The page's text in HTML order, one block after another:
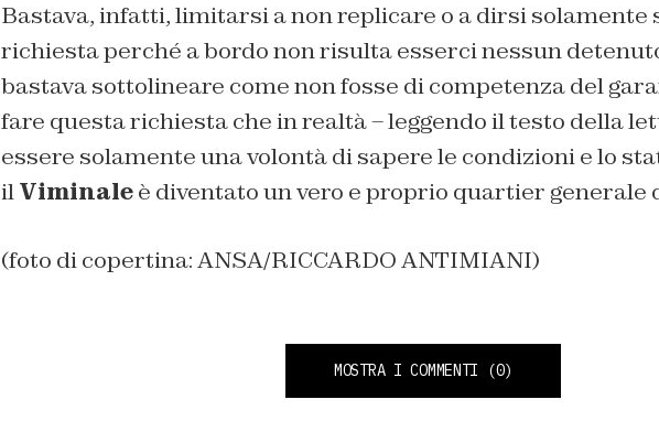
Bastava, infatti, limitarsi a non replicare o a dirsi solamente
richiesta perché a bordo non risulta esserci nessun
bastava sottolineare come non fosse di competenza del
fare questa richiesta che in realtà – leggendo il testo della
essere solamente una volontà di sapere le condizioni e lo
ilViminaleè diventato un vero e proprio quartier generale
(foto di copertina: ANSA/RICCARDO ANTIMIANI)
MOSTRA I COMMENTI (0)